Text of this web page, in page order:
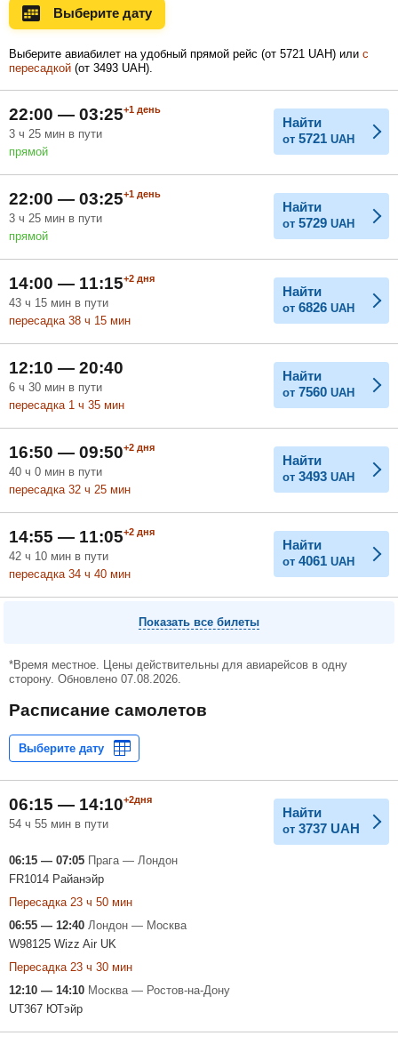
Ноябрь
Выберите дату
Выберите авиабилет на удобный прямой рейс (от 5721 UAH) или с
пересадкой (от 3493 UAH).
22:00 — 03:25+1 день
3 ч 25 мин в пути
прямой
Найти
от 5721 UAH
22:00 — 03:25+1 день
3 ч 25 мин в пути
прямой
Найти
от 5729 UAH
14:00 — 11:15+2 дня
43 ч 15 мин в пути
пересадка 38 ч 15 мин
Найти
от 6826 UAH
12:10 — 20:40
6 ч 30 мин в пути
пересадка 1 ч 35 мин
Найти
от 7560 UAH
16:50 — 09:50+2 дня
40 ч 0 мин в пути
пересадка 32 ч 25 мин
Найти
от 3493 UAH
14:55 — 11:05+2 дня
42 ч 10 мин в пути
пересадка 34 ч 40 мин
Найти
от 4061 UAH
Показать все билеты
*Время местное. Цены действительны для авиарейсов в одну
сторону. Обновлено 07.08.2026.
Расписание самолетов
06:15 — 14:10+2дня
54 ч 55 мин в пути
Найти
от 3737 UAH
06:15 — 07:05 Прага — Лондон
FR1014 Райанэйр
Пересадка 23 ч 50 мин
06:55 — 12:40 Лондон — Москва
W98125 Wizz Air UK
Пересадка 23 ч 30 мин
12:10 — 14:10 Москва — Ростов-на-Дону
UT367 ЮТэйр